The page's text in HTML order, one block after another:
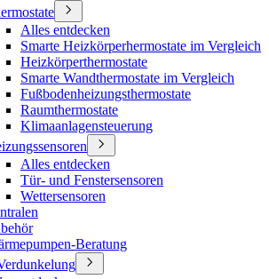
Alles entdecken
Smarte Heizkörperhermostate im Vergleich
Heizkörperthermostate
Smarte Wandthermostate im Vergleich
Fußbodenheizungsthermostate
Raumthermostate
Klimaanlagensteuerung
Alles entdecken
Tür- und Fenstersensoren
Wettersensoren
Beratung